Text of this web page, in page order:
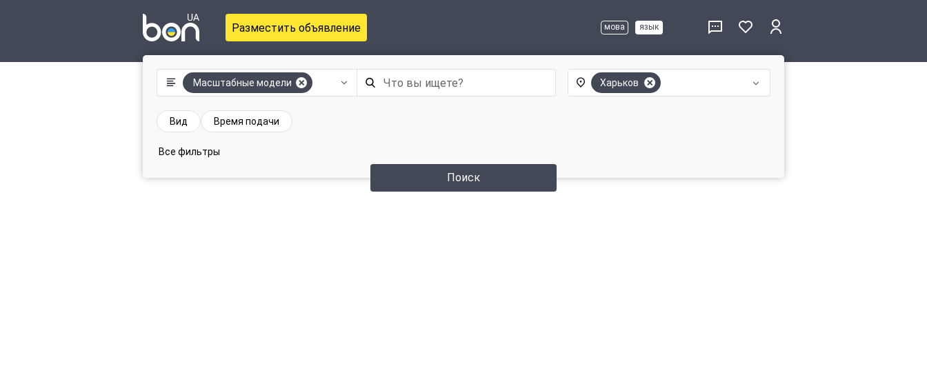
Разместить объявление мова язык
Масштабные модели Харьков
Поиск
Вид Время подачи
Все фильтры